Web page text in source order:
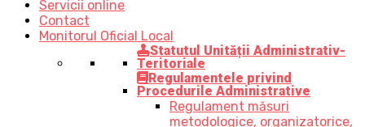
Servicii online
Contact
Monitorul Oficial Local
Statutul Unității Administrativ-
Teritoriale
Regulamentele privind
Procedurile Administrative
Regulament măsuri
metodologice, organizatorice,